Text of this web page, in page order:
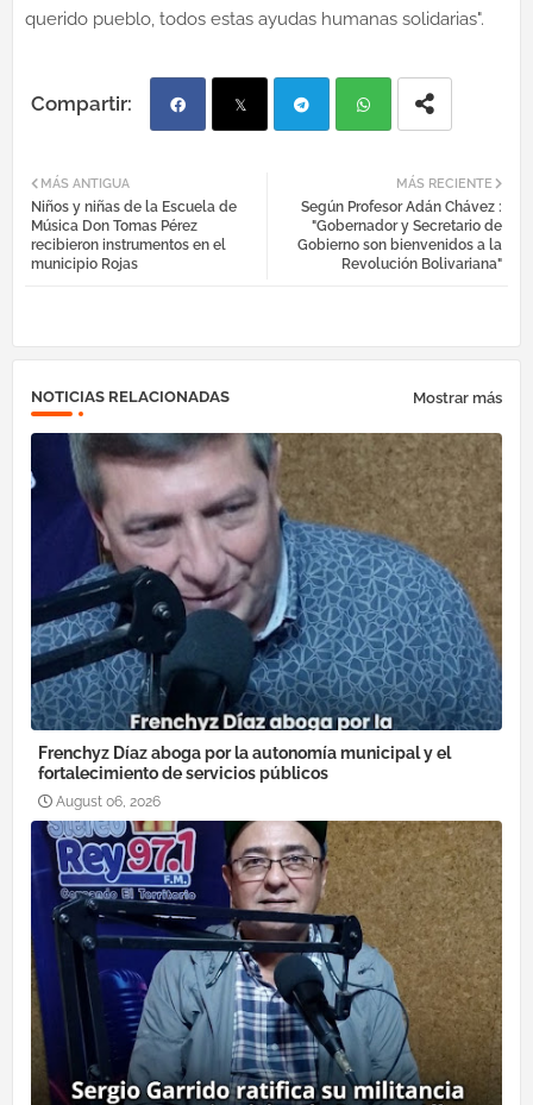
querido pueblo, todos estas ayudas humanas solidarias".
ebo tter egr atsa
pp
MÁS RECIENTE
Según Profesor Adán Chávez :
"Gobernador y Secretario de
Gobierno son bienvenidos a la
Revolución Bolivariana"
MÁS ANTIGUA
Niños y niñas de la Escuela de
Música Don Tomas Pérez
recibieron instrumentos en el
municipio Rojas
NOTICIAS RELACIONADAS Mostrar más
Frenchyz Díaz aboga por la autonomía municipal y el
fortalecimiento de servicios públicos
August 06, 2026